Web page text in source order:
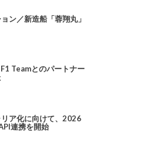
ン／新造船「蓉翔丸」
Teamとのパートナー
リア化に向けて、2026
連携を開始